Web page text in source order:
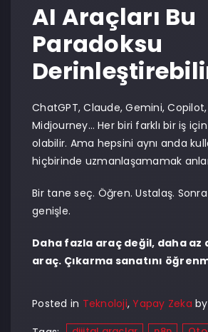
AI Araçları Bu
Paradoksu
ChatGPT, Claude, Gemini,
Midjourney… Her biri farklı bir iş için
olabilir. Ama hepsini aynı anda
hiçbirinde uzmanlaşamamak
Bir tane seç. Öğren. Ustalaş.
genişle.
Daha fazla araç değil, daha az
araç. Çıkarma sanatını
Posted in Teknoloji,Yapay Zeka by